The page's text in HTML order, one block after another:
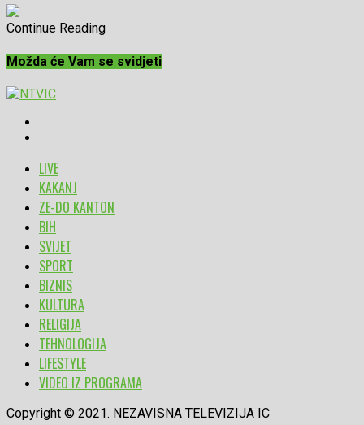
Continue Reading
Možda će Vam se svidjeti
LIVE
KAKANJ
ZE-DO KANTON
BIH
SVIJET
SPORT
BIZNIS
KULTURA
RELIGIJA
TEHNOLOGIJA
LIFESTYLE
VIDEO IZ PROGRAMA
Copyright © 2021. NEZAVISNA TELEVIZIJA IC